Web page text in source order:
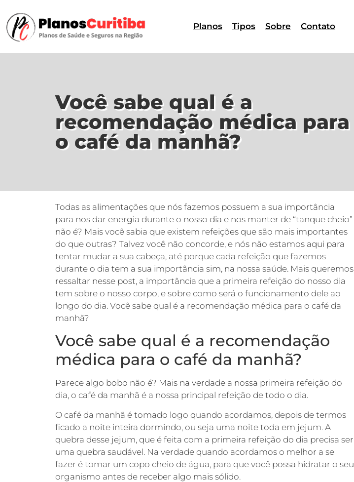
Planos Tipos Sobre Contato
Você sabe qual é a
recomendação médica para
o café da manhã?
Todas as alimentações que nós fazemos possuem a sua importância
para nos dar energia durante o nosso dia e nos manter de “tanque cheio”
não é? Mais você sabia que existem refeições que são mais importantes
do que outras? Talvez você não concorde, e nós não estamos aqui para
tentar mudar a sua cabeça, até porque cada refeição que fazemos
durante o dia tem a sua importância sim, na nossa saúde. Mais queremos
ressaltar nesse post, a importância que a primeira refeição do nosso dia
tem sobre o nosso corpo, e sobre como será o funcionamento dele ao
longo do dia. Você sabe qual é a recomendação médica para o café da
manhã?
Você sabe qual é a recomendação
médica para o café da manhã?
Parece algo bobo não é? Mais na verdade a nossa primeira refeição do
dia, o café da manhã é a nossa principal refeição de todo o dia.
O café da manhã é tomado logo quando acordamos, depois de termos
ficado a noite inteira dormindo, ou seja uma noite toda em jejum. A
quebra desse jejum, que é feita com a primeira refeição do dia precisa ser
uma quebra saudável. Na verdade quando acordamos o melhor a se
fazer é tomar um copo cheio de água, para que você possa hidratar o seu
organismo antes de receber algo mais sólido.